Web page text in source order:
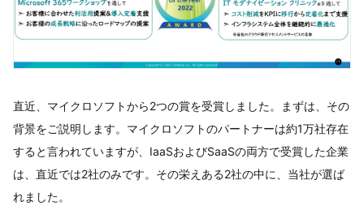
直近、マイクロソフトから2つの賞を受賞しました。まずは、その
背景をご説明します。マイクロソフトのパートナーは約1万社存在
すると言われていますが、IaaSおよびSaaSの両方で受賞した企業
は、直近では2社のみです。その栄えある2社の中に、当社が選ば
れました。